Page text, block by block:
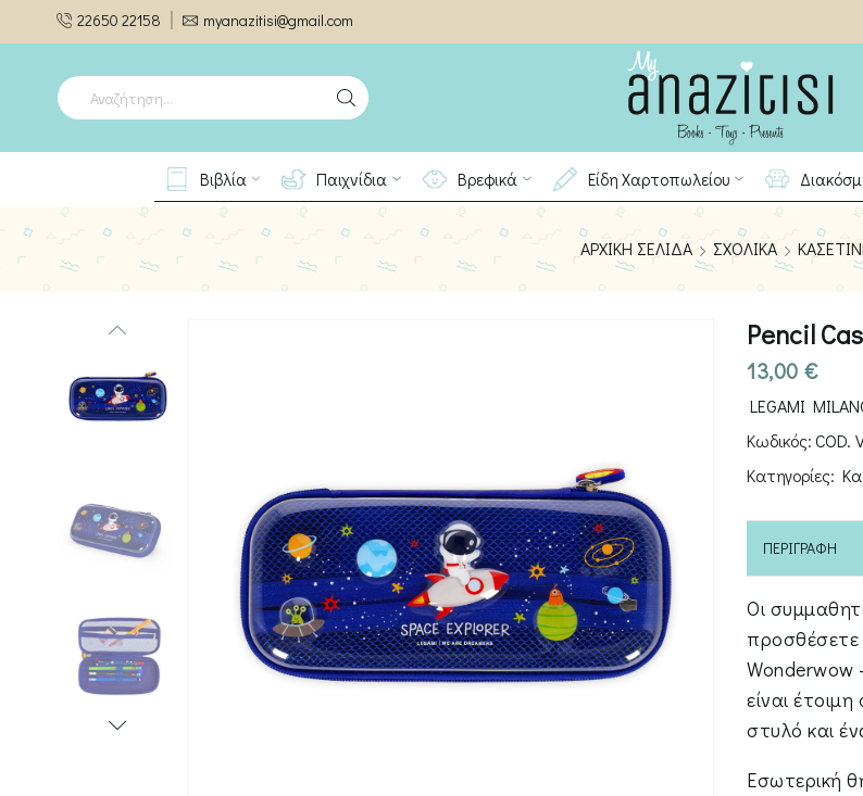
22650 22158 myanazitisi@gmail.com
Βιβλία Παιχνίδια Βρεφικά Είδη Χαρτοπωλείου
ΑΡΧΙΚΉ ΣΕΛΊΔΑ ΣΧΟΛΙΚΆ
Pencil
13,00 €
LEGAMI
Κωδικός:COD.
Κατηγορίες:
ΠΕΡΙΓΡΑΦΉ
Οι
Wonderwow
είναι
στυλό και
Εσωτερική